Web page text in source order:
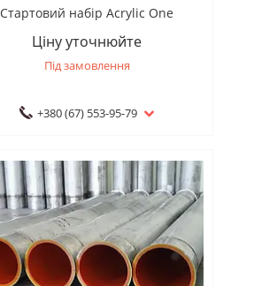
Стартовий набір Acrylic One
Ціну уточнюйте
Під замовлення
+380 (67) 553-95-79